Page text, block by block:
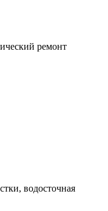
ремонт
водосточная